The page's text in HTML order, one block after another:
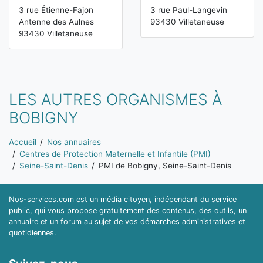
3 rue Étienne-Fajon
Antenne des Aulnes
93430 Villetaneuse
3 rue Paul-Langevin
93430 Villetaneuse
LES AUTRES ORGANISMES À
BOBIGNY
Vous êtes ici:
Accueil
Nos annuaires
Centres de Protection Maternelle et Infantile (PMI)
Seine-Saint-Denis
PMI de Bobigny, Seine-Saint-Denis
Nos-services.com est un média citoyen, indépendant du service
public, qui vous propose gratuitement des contenus, des outils, un
annuaire et un forum au sujet de vos démarches administratives et
quotidiennes.